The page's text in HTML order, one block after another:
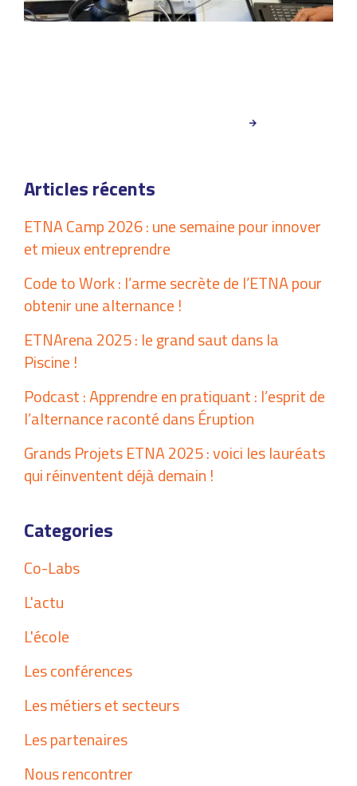
Articles récents
ETNA Camp 2026 : une semaine pour innover
et mieux entreprendre
Code to Work : l’arme secrète de l’ETNA pour
obtenir une alternance !
ETNArena 2025 : le grand saut dans la
Piscine !
Podcast : Apprendre en pratiquant : l’esprit de
l’alternance raconté dans Éruption
Grands Projets ETNA 2025 : voici les lauréats
qui réinventent déjà demain !
Categories
Co-Labs
L'actu
L'école
Les conférences
Les métiers et secteurs
Les partenaires
Nous rencontrer